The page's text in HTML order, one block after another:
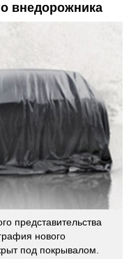
внедорожника
представительства
нового
под покрывалом.